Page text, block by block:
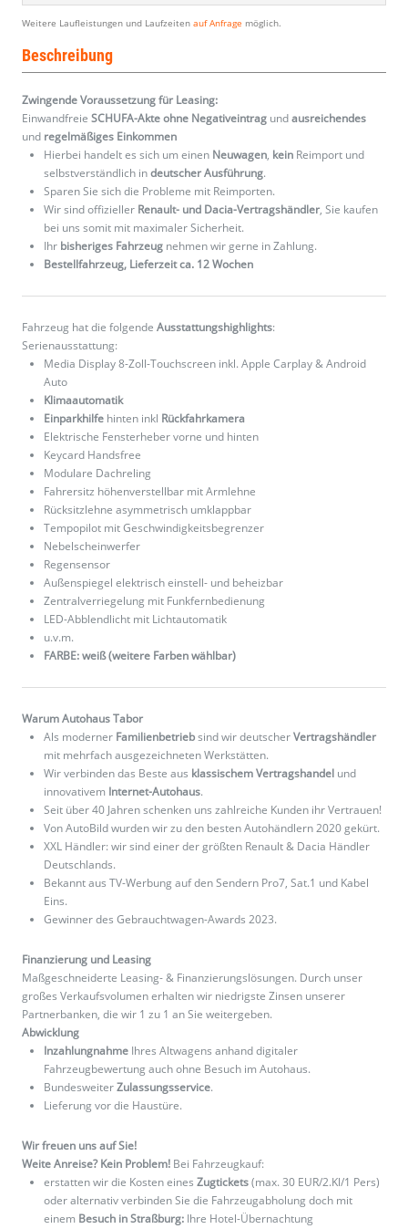
Weitere Laufleistungen und Laufzeiten auf Anfrage möglich.
Beschreibung
Zwingende Voraussetzung für Leasing:
Einwandfreie SCHUFA-Akte ohne Negativeintrag undausreichendes
und regelmäßiges Einkommen
Hierbei handelt es sich um einen Neuwagen, kein Reimport und
selbstverständlich indeutscher Ausführung.
Sparen Sie sich die Probleme mit Reimporten.
Wir sind offizieller Renault- und Dacia-Vertragshändler, Sie kaufen
bei uns somit mit maximaler Sicherheit.
Ihr bisheriges Fahrzeug nehmen wir gerne in Zahlung.
Bestellfahrzeug, Lieferzeit ca. 12 Wochen
Fahrzeug hat die folgende Ausstattungshighlights:
Serienausstattung:
Media Display 8-Zoll-Touchscreen inkl. Apple Carplay & Android
Auto
Klimaautomatik
Einparkhilfe hinten inkl Rückfahrkamera
Elektrische Fensterheber vorne und hinten
Keycard Handsfree
Modulare Dachreling
Fahrersitz höhenverstellbar mit Armlehne
Rücksitzlehne asymmetrisch umklappbar
Tempopilot mit Geschwindigkeitsbegrenzer
Nebelscheinwerfer
Regensensor
Außenspiegel elektrisch einstell- und beheizbar
Zentralverriegelung mit Funkfernbedienung
LED-Abblendlicht mit Lichtautomatik
u.v.m.
FARBE: weiß (weitere Farben wählbar)
Warum Autohaus Tabor
Als moderner Familienbetriebsind wir deutscherVertragshändler
mit mehrfach ausgezeichneten Werkstätten.
Wir verbinden das Beste aus klassischem Vertragshandel und
innovativem Internet-Autohaus.
Seit über 40 Jahren schenken uns zahlreiche Kunden ihr Vertrauen!
Von AutoBild wurden wir zu den besten Autohändlern 2020 gekürt.
XXL Händler: wir sind einer der größten Renault & Dacia Händler
Deutschlands.
Bekannt aus TV-Werbung auf den Sendern Pro7, Sat.1 und Kabel
Eins.
Gewinner des Gebrauchtwagen-Awards 2023.
Finanzierung und Leasing
Maßgeschneiderte Leasing- & Finanzierungslösungen. Durch unser
großes Verkaufsvolumen erhalten wir niedrigste Zinsen unserer
Partnerbanken, die wir 1 zu 1 an Sie weitergeben.
Abwicklung
Inzahlungnahme Ihres Altwagens anhand digitaler
Fahrzeugbewertung auch ohne Besuch im Autohaus.
BundesweiterZulassungsservice.
Lieferung vor die Haustüre.
Wir freuen uns auf Sie!
Weite Anreise? Kein Problem! Bei Fahrzeugkauf:
erstatten wir die Kosten eines Zugtickets(max. 30 EUR/2.Kl/1 Pers)
oder alternativ verbinden Sie die Fahrzeugabholung doch mit
einem Besuch in Straßburg: Ihre Hotel-Übernachtung